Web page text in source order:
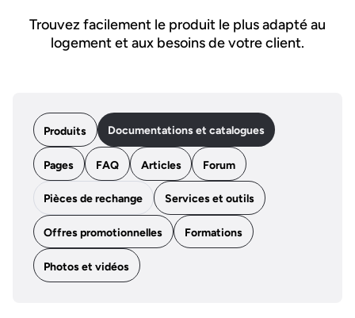
Trouvez facilement le produit le plus adapté au
logement et aux besoins de votre client.
Produits Documentations et catalogues
Pages FAQ Articles Forum
Pièces de rechange Services et outils
Offres promotionnelles Formations
Photos et vidéos